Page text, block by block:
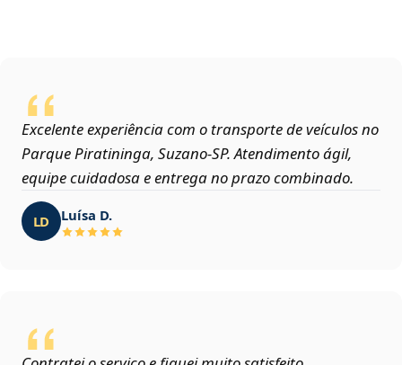
Excelente experiência com o transporte de veículos no
Parque Piratininga, Suzano‑SP. Atendimento ágil,
equipe cuidadosa e entrega no prazo combinado.
LD Luísa D.